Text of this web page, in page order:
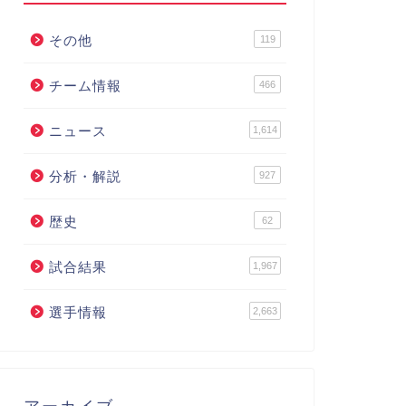
その他 119
チーム情報 466
ニュース 1,614
分析・解説 927
歴史 62
試合結果 1,967
選手情報 2,663